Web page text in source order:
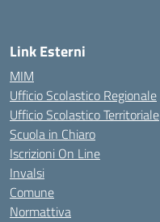
Link Esterni
MIM
Ufficio Scolastico Regionale
Ufficio Scolastico Territoriale
Scuola in Chiaro
Iscrizioni On Line
Invalsi
Comune
Normattiva